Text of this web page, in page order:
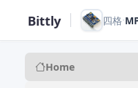
Bittly 四格·
Home